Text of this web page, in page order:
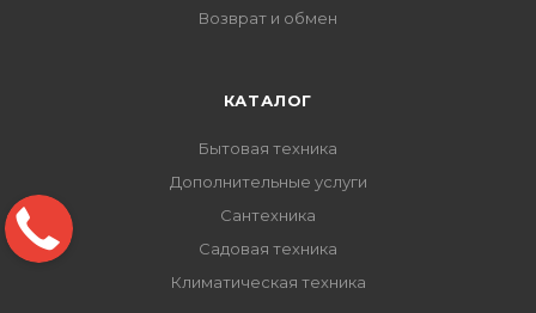
Возврат и обмен
КАТАЛОГ
Бытовая техника
Дополнительные услуги
Сантехника
Садовая техника
Климатическая техника